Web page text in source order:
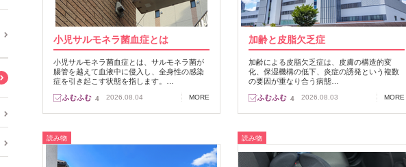
小児サルモネラ菌血症とは
小児サルモネラ菌血症とは、サルモネラ菌が
腸管を越えて血液中に侵入し、全身性の感染
症を引き起こす状態を指します。…
4 2026.08.04 MORE
加齢と皮脂欠乏症
加齢による皮脂欠乏症は、皮膚の構造的変
化、保湿機構の低下、炎症の誘発という複数
の要因が重なり合う病態…
4 2026.08.03 MORE
読み物 読み物